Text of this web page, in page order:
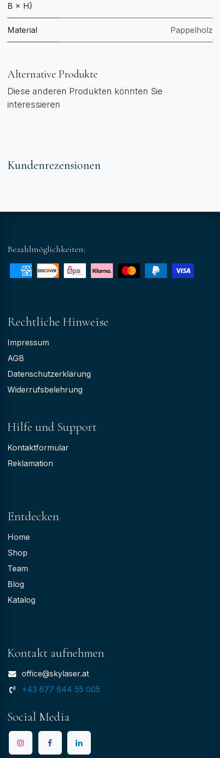
B × H)
Material Pappelholz
Alternative Produkte
Diese anderen Produkten könnten Sie
interessieren
Kundenrezensionen
Bezahlmöglichkeiten:
Rechtliche Hinweise
Impressum
AGB
Datenschutzerklärung
Widerrufsbelehrung
Hilfe und Support
Kontaktformular
Reklamation
Entdecken
Home
Shop
Team
Blog
Katalog
Kontakt aufnehmen
office@skylaser.at
+43 677 644 55 005
Social Media